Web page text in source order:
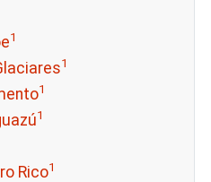
1
1
1
1
Rico1